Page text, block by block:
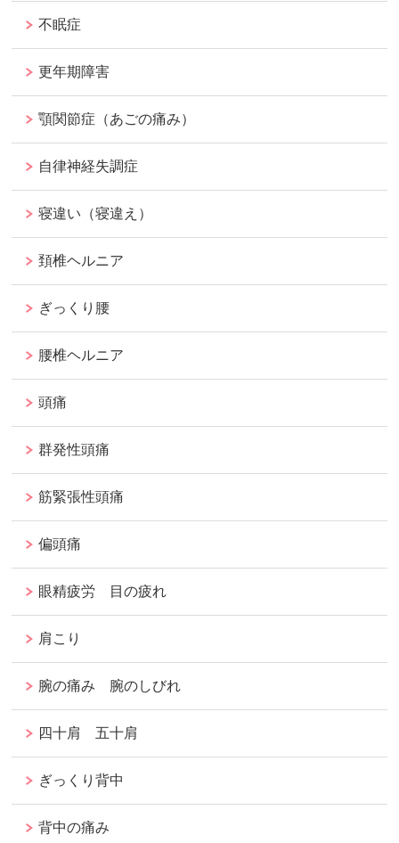
不眠症
更年期障害
顎関節症（あごの痛み）
自律神経失調症
寝違い（寝違え）
頚椎ヘルニア
ぎっくり腰
腰椎ヘルニア
頭痛
群発性頭痛
筋緊張性頭痛
偏頭痛
眼精疲労 目の疲れ
肩こり
腕の痛み 腕のしびれ
四十肩 五十肩
ぎっくり背中
背中の痛み